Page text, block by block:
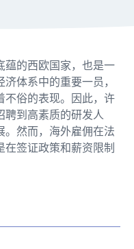
蕴的西欧国家，也是一
体系中的重要一员，
不俗的表现。因此，许
聘到高素质的研发人
。然而，海外雇佣在法
在签证政策和薪资限制